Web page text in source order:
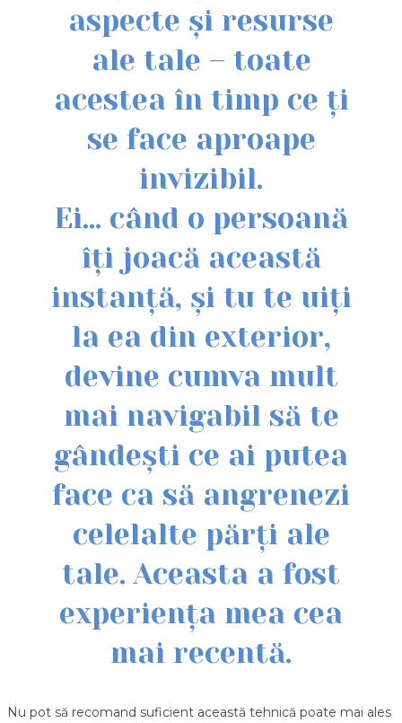
aspecte și resurse
ale tale – toate
acestea în timp ce ți
se face aproape
invizibil.
Ei… când o persoană
îți joacă această
instanță, și tu te uiți
la ea din exterior,
devine cumva mult
mai navigabil să te
gândești ce ai putea
face ca să angrenezi
celelalte părți ale
tale. Aceasta a fost
experiența mea cea
mai recentă.
Nu pot să recomand suficient această tehnică poate mai ales